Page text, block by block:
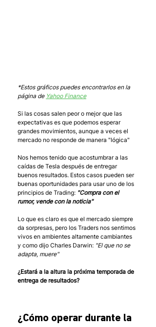
*Estos gráficos puedes encontrarlos en la
página de Yahoo Finance
Si las cosas salen peor o mejor que las
expectativas es que podemos esperar
grandes movimientos, aunque a veces el
mercado no responde de manera "lógica"
Nos hemos tenido que acostumbrar a las
caídas de Tesla después de entregar
buenos resultados. Estos casos pueden ser
buenas oportunidades para usar uno de los
principios de Trading: "Compra con el
rumor, vende con la noticia"
Lo que es claro es que el mercado siempre
da sorpresas, pero los Traders nos sentimos
vivos en ambientes altamente cambiantes
y como dijo Charles Darwin: "El que no se
adapta, muere"
¿Estará a la altura la próxima temporada de
entrega de resultados?
¿Cómo operar durante la